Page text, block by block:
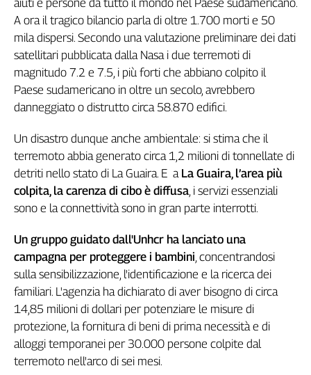
La
settimana
Collettiva
Il
Economica
Tech
It
Easy
Inserti
Diffusa
InFlai
Le
trasmissioni
Work
in
aiuti e persone da tutto il mondo nel Paese sudamericano.
A ora il tragico bilancio parla di oltre 1.700 morti e 50
mila dispersi. Secondo una valutazione preliminare dei dati
satellitari pubblicata dalla Nasa i due terremoti di
magnitudo 7.2 e 7.5, i più forti che abbiano colpito il
Paese sudamericano in oltre un secolo, avrebbero
danneggiato o distrutto circa 58.870 edifici.
Un disastro dunque anche ambientale: si stima che il
terremoto abbia generato circa 1,2 milioni di tonnellate di
detriti nello stato di La Guaira. E a La Guaira, l’area più
colpita, la carenza di cibo è diffusa, i servizi essenziali
sono e la connettività sono in gran parte interrotti.
Un gruppo guidato dall'Unhcr ha lanciato una
campagna per proteggere i bambini, concentrandosi
sulla sensibilizzazione, l'identificazione e la ricerca dei
familiari. L'agenzia ha dichiarato di aver bisogno di circa
14,85 milioni di dollari per potenziare le misure di
protezione, la fornitura di beni di prima necessità e di
alloggi temporanei per 30.000 persone colpite dal
terremoto nell'arco di sei mesi.